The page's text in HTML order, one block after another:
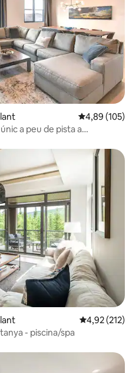
4,89 de
4,89 (105)
a peu de pista a
4,92 de
4,92 (212)
muntanya - piscina/spa